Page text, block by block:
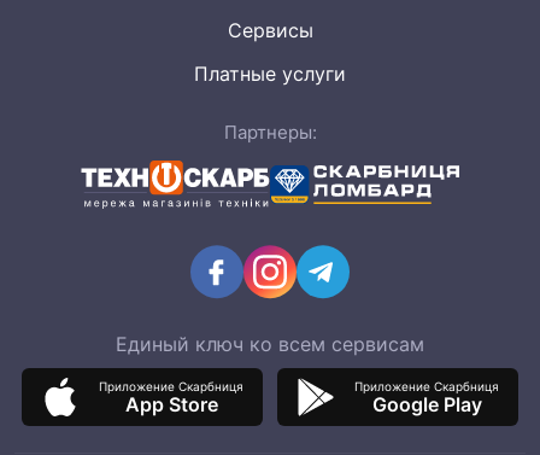
Сервисы
Платные услуги
Партнеры:
Единый ключ ко всем сервисам
Приложение Скарбниця
App Store
Приложение Скарбниця
Google Play